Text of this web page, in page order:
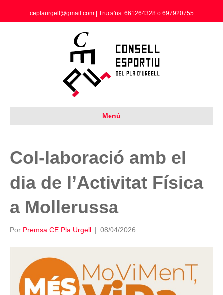
ceplaurgell@gmail.com | Truca'ns: 661264328 o 697920755
Menú
Col-laboració amb el
dia de l’Activitat Física
a Mollerussa
Por Premsa CE Pla Urgell | 08/04/2026